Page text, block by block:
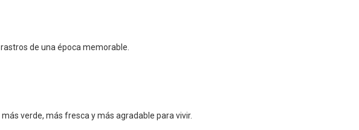
de una época memorable.
verde, más fresca y más agradable para vivir.